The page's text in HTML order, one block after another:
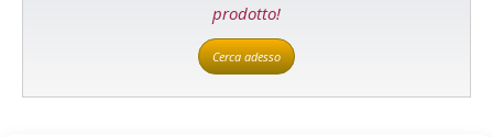
prodotto!
Cerca adesso